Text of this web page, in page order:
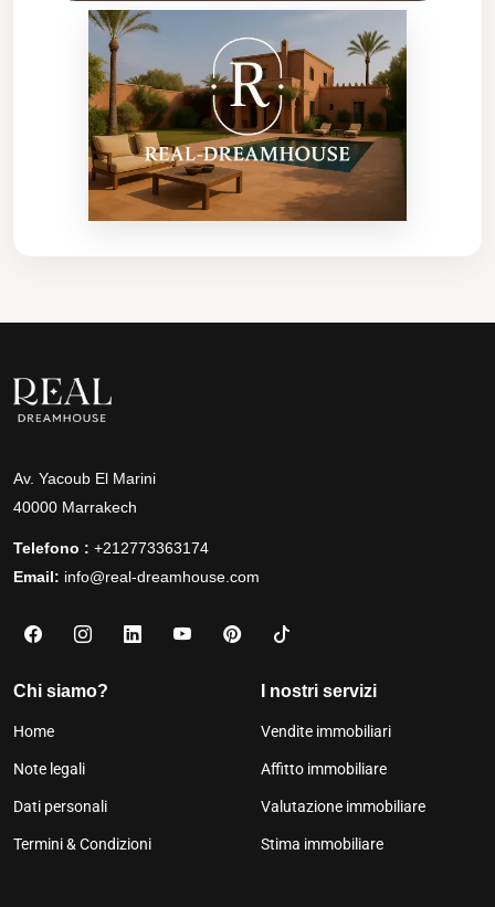
Av. Yacoub El Marini
40000 Marrakech
Telefono : +212773363174
Email: info@real-dreamhouse.com
Chi siamo?
Home
Note legali
Dati personali
Termini & Condizioni
I nostri servizi
Vendite immobiliari
Affitto immobiliare
Valutazione immobiliare
Stima immobiliare